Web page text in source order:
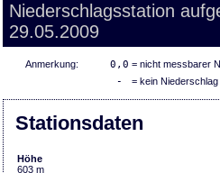
Niederschlagsstation
29.05.2009
Anmerkung: 0,0 = nicht messbarer
- = kein Niederschlag
Stationsdaten
Höhe
603 m